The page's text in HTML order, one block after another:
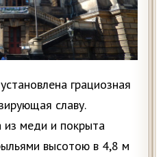
грациозная
славу.
из меди и покрыта
высотою в 4,8 м